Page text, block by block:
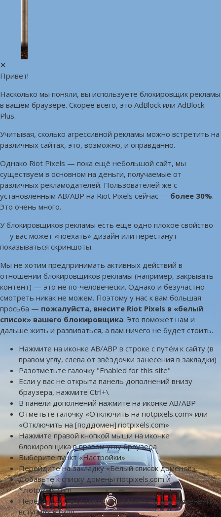
✕
Привет!
Насколько мы поняли, вы используете блокировщик рекламы
в вашем браузере. Скорее всего, это AdBlock или AdBlock
Plus.
Учитывая, сколько агрессивной рекламы можно встретить на
различных сайтах, это, возможно, и оправданно.
Однако Riot Pixels — пока ещё небольшой сайт, мы
существуем в основном на деньги, получаемые от
различных рекламодателей. Пользователей же с
установленным AB/ABP на Riot Pixels сейчас — более 30%.
Это очень много.
У блокировщиков рекламы есть еще одно плохое свойство
— у вас может «поехать» дизайн или перестанут
показываться скриншоты.
Мы не хотим предпринимать активных действий в
отношении блокировщиков рекламы (например, закрывать
контент) — это не по-человечески. Однако и безучастно
смотреть никак не можем. Поэтому у нас к вам большая
просьба — пожалуйста, внесите Riot Pixels в «белый
список» вашего блокировщика. Это поможет нам и
дальше жить и развиваться, а вам ничего не будет стоить.
Нажмите на иконке AB/ABP в строке с путём к сайту (в
правом углу, слева от звёздочки занесения в закладки)
Разотметьте галочку "Enabled for this site"
Если у вас не открыта панель дополнений внизу
браузера, нажмите Ctrl+\
В панели дополнений нажмите на иконке AB/ABP
Отметьте галочку «Отключить на riotpixels.com» или
«Отключить на [поддомен].riotpixels.com»
Нажмите правой кнопкой мыши на иконке
блокировщика в правом углу браузера
Выберите пункт «Настройки»
Перейдите на закладку «Белый список доменов»
Добавьте к списку домены riotpixels.com и
*.riotpixels.com
Перезагрузите страницу Riot Pixels, чтобы изменения
вступили в силу